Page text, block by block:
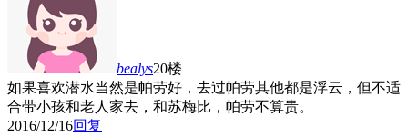
bealys20楼
如果喜欢潜水当然是帕劳好，去过帕劳其他都是浮云，但不适
合带小孩和老人家去，和苏梅比，帕劳不算贵。
2016/12/16回复